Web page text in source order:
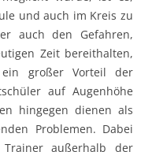
und auch im Kreis zu
auch den Gefahren,
Zeit bereithalten,
großer Vorteil der
auf Augenhöhe
hingegen dienen als
Problemen. Dabei
außerhalb der